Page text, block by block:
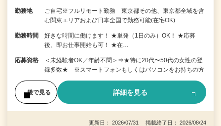
勤務地
ご自宅※フルリモート勤務 東京都その他、東京都全域を含
む関東エリアおよび日本全国で勤務可能(在宅OK)
勤務時間
好きな時間に働けます！ ★単発（1日のみ）OK！ ★応募
後、即お仕事開始も可！ ★在…
応募資格
＜未経験者OK／年齢不問＞⇒★特に20代〜50代の女性の登
録多数★ ※スマートフォンもしくはパソコンをお持ちの方
後で見る 詳細を見る
更新日： 2026/07/31 掲載終了日： 2026/08/24